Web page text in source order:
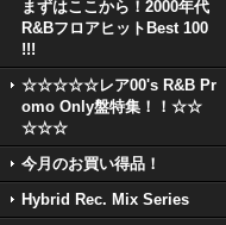
まずはここから！2000年代
R&BフロアヒットBest 100
!!!
☆☆☆☆☆レア00's R&B Pr
omo Only盤特集！！☆☆
☆☆☆
今月のお買い得品！
Hybrid Rec. Mix Series